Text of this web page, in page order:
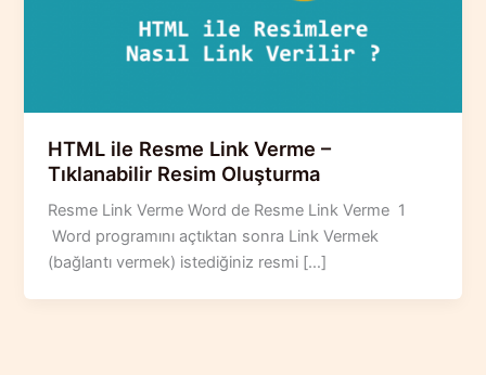
HTML ile Resme Link Verme –
Tıklanabilir Resim Oluşturma
Resme Link Verme Word de Resme Link Verme 1
Word programını açtıktan sonra Link Vermek
(bağlantı vermek) istediğiniz resmi […]